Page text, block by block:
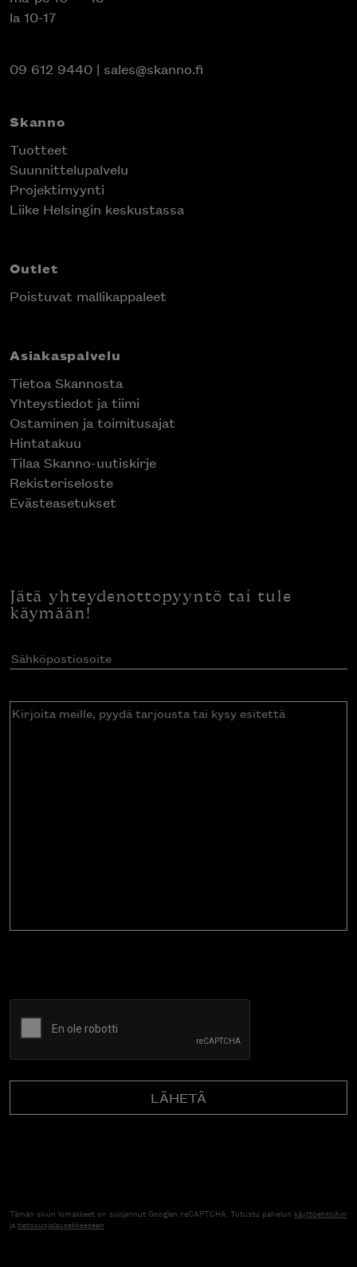
la 10-17
09 612 9440 | sales@skanno.fi
Skanno
Tuotteet
Suunnittelupalvelu
Projektimyynti
Liike Helsingin keskustassa
Outlet
Poistuvat mallikappaleet
Asiakaspalvelu
Tietoa Skannosta
Yhteystiedot ja tiimi
Ostaminen ja toimitusajat
Hintatakuu
Tilaa Skanno-uutiskirje
Rekisteriseloste
Evästeasetukset
Jätä yhteydenottopyyntö tai tule
käymään!
Sähköpostiosoite(Pakollinen)
Kirjoita
Tämän sivun lomakkeet on suojannut Googlen reCAPTCHA. Tutustu palvelun käyttöehtoihin
jatietosuojalausekkeeseen